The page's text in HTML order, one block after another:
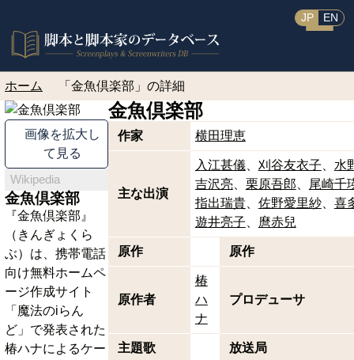
JP EN
ホーム 「金魚倶楽部」の詳細
画像を拡大し
て見る
Wikipedia
金魚倶楽部
『金魚倶楽部』
（きんぎょくら
ぶ）は、携帯電話
向け無料ホームペ
ージ作成サイト
「魔法のiらん
ど」で発表された
椿ハナによるケー
金魚倶楽部
作家 横田理恵
主な出演
入江甚儀 刈谷友衣子
水
吉沢亮
栗原吾郎
尾崎千
指出瑞貴
佐野愛里紗
喜
遊井亮子
麿赤兒
原作 原作
原作者
椿
ハ
ナ
プロデューサ
主題歌 放送局